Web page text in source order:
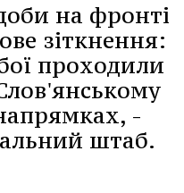
на фронті
зіткнення:
проходили
-
штаб.